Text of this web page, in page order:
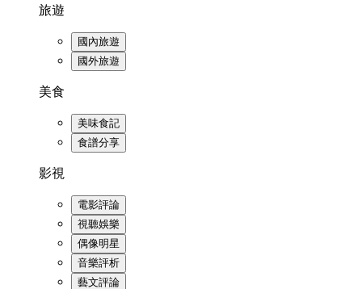
旅遊
國內旅遊
國外旅遊
美食
美味食記
食譜分享
影視
電影評論
視聽娛樂
偶像明星
音樂評析
藝文評論